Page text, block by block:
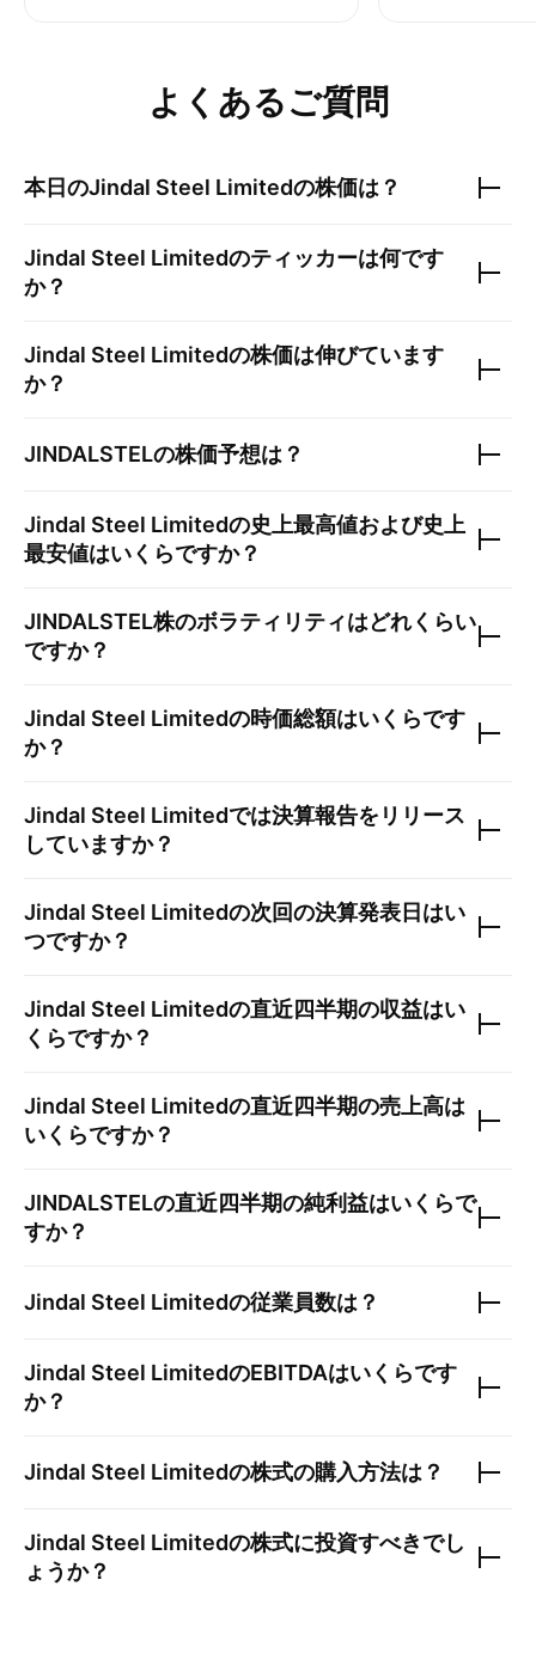
よくあるご質問
本日のJindal Steel Limitedの株価は？
Jindal Steel Limitedのティッカーは何です
か？
Jindal Steel Limitedの株価は伸びています
か？
JINDALSTELの株価予想は？
Jindal Steel Limitedの史上最高値および史上
最安値はいくらですか？
JINDALSTEL株のボラティリティはどれくらい
ですか？
Jindal Steel Limitedの時価総額はいくらです
か？
Jindal Steel Limitedでは決算報告をリリース
していますか？
Jindal Steel Limitedの次回の決算発表日はい
つですか？
Jindal Steel Limitedの直近四半期の収益はい
くらですか？
Jindal Steel Limitedの直近四半期の売上高は
いくらですか？
JINDALSTELの直近四半期の純利益はいくらで
すか？
Jindal Steel Limitedの従業員数は？
Jindal Steel LimitedのEBITDAはいくらです
か？
Jindal Steel Limitedの株式の購入方法は？
Jindal Steel Limitedの株式に投資すべきでし
ょうか？